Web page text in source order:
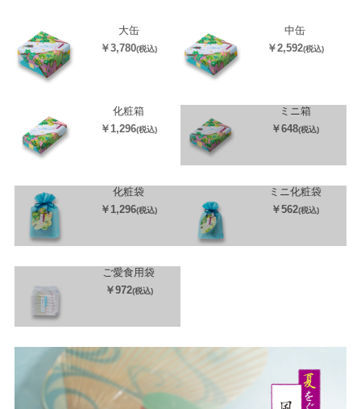
大缶
￥3,780(税込)
中缶
￥2,592(税込)
化粧箱
￥1,296(税込)
ミニ箱
￥648(税込)
化粧袋
￥1,296(税込)
ミニ化粧袋
￥562(税込)
ご愛食用袋
￥972(税込)